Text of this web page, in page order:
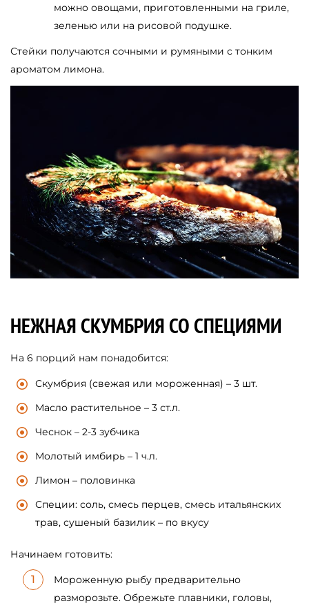
можно овощами, приготовленными на гриле,
зеленью или на рисовой подушке.
Стейки получаются сочными и румяными с тонким
ароматом лимона.
НЕЖНАЯ СКУМБРИЯ СО СПЕЦИЯМИ
На 6 порций нам понадобится:
Скумбрия (свежая или мороженная) – 3 шт.
Масло растительное – 3 ст.л.
Чеснок – 2-3 зубчика
Молотый имбирь – 1 ч.л.
Лимон – половинка
Специи: соль, смесь перцев, смесь итальянских
трав, сушеный базилик – по вкусу
Начинаем готовить:
Мороженную рыбу предварительно
разморозьте. Обрежьте плавники, головы,